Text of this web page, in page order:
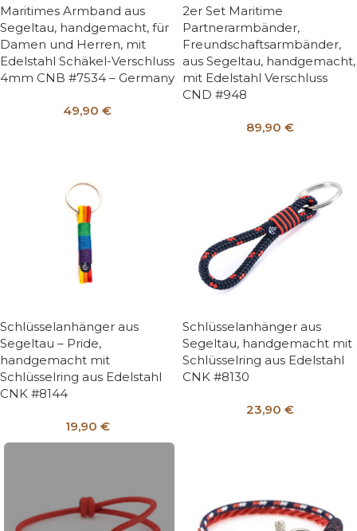
Maritimes Armband aus
Segeltau, handgemacht, für
Damen und Herren, mit
Edelstahl Schäkel-Verschluss
4mm CNB #7534 – Germany
49,90 €
2er Set Maritime
Partnerarmbänder,
Freundschaftsarmbänder,
aus Segeltau, handgemacht,
mit Edelstahl Verschluss
CND #948
89,90 €
Schlüsselanhänger aus
Segeltau – Pride,
handgemacht mit
Schlüsselring aus Edelstahl
CNK #8144
19,90 €
Schlüsselanhänger aus
Segeltau, handgemacht mit
Schlüsselring aus Edelstahl
CNK #8130
23,90 €